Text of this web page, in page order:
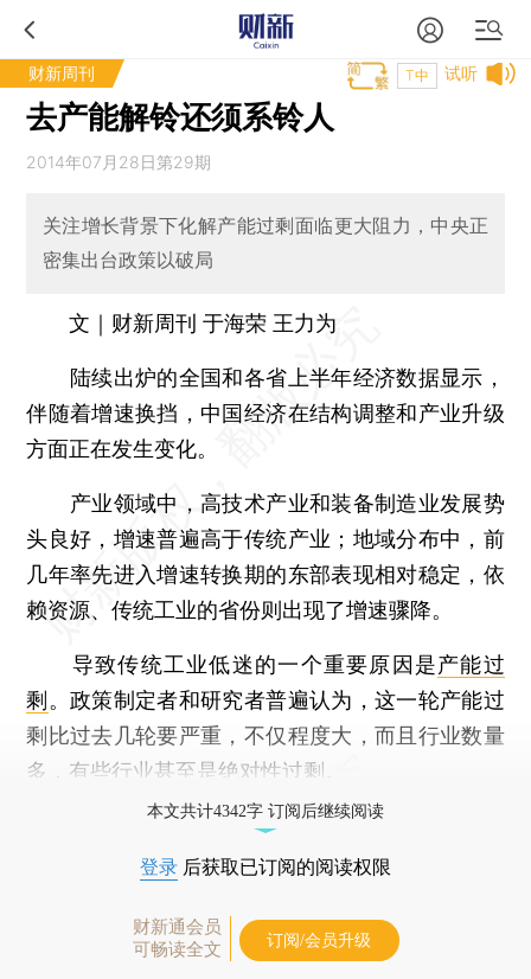
财新周刊 试听
T中
去产能解铃还须系铃人
2014年07月28日第29期
关注增长背景下化解产能过剩面临更大阻力，中央正
密集出台政策以破局
文｜财新周刊 于海荣 王力为
陆续出炉的全国和各省上半年经济数据显示，
伴随着增速换挡，中国经济在结构调整和产业升级
方面正在发生变化。
产业领域中，高技术产业和装备制造业发展势
头良好，增速普遍高于传统产业；地域分布中，前
几年率先进入增速转换期的东部表现相对稳定，依
赖资源、传统工业的省份则出现了增速骤降。
导致传统工业低迷的一个重要原因是产能过
剩 。政策制定者和研究者普遍认为，这一轮产能过
剩比过去几轮要严重，不仅程度大，而且行业数量
多，有些行业甚至是绝对性过剩。
本文共计4342字 订阅后继续阅读
登录 后获取已订阅的阅读权限
财新通会员
可畅读全文
订阅/会员升级